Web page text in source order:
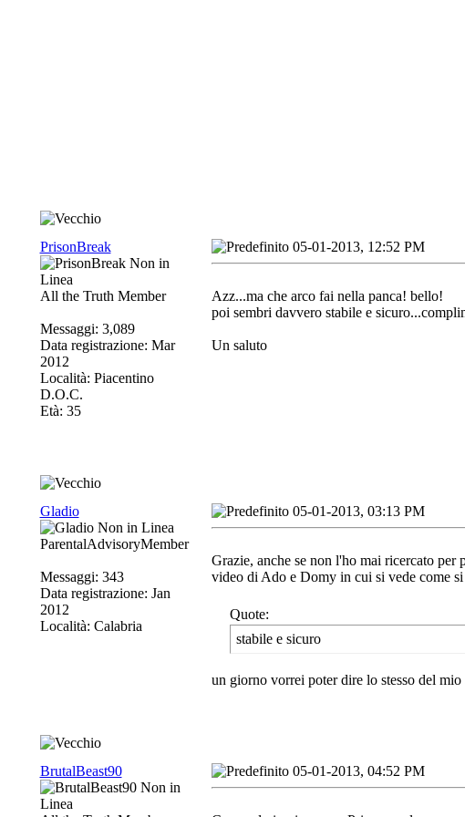
PrisonBreak
All the Truth Member
Messaggi: 3,089
Data registrazione: Mar
2012
Località: Piacentino
D.O.C.
Età: 35
05-01-2013, 12:52 PM
Azz...ma che arco fai nella panca! bello!
poi sembri davvero stabile e
Un saluto
Gladio
ParentalAdvisoryMember
Messaggi: 343
Data registrazione: Jan
2012
Località: Calabria
05-01-2013, 03:13 PM
Grazie, anche se non l'ho mai ricercato per
video di Ado e Domy in cui si vede come
Quote:
stabile e sicuro
un giorno vorrei poter dire lo stesso del mio
BrutalBeast90
05-01-2013, 04:52 PM